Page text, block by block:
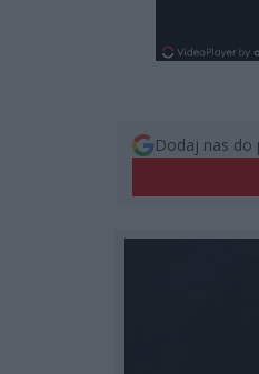
Dodaj nas do